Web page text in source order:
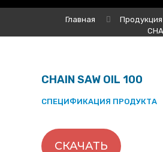
Главная
Продукция
CHAIN SAW OIL 100
СПЕЦИФИКАЦИЯ ПРОДУКТА
СКАЧАТЬ